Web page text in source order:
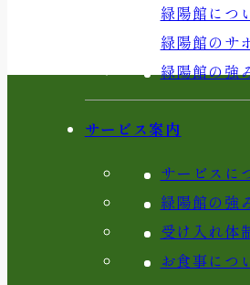
緑陽館につ
緑陽館のサ
緑陽館の強
サービス案内
サービスに
緑陽館の強
受け入れ体
お食事につ